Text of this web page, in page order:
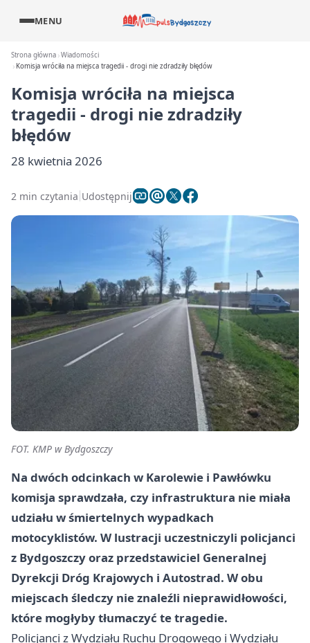
MENU
Strona główna Wiadomości
Komisja wróciła na miejsca tragedii - drogi nie zdradziły błędów
Komisja wróciła na miejsca
tragedii - drogi nie zdradziły
błędów
28 kwietnia 2026
2 min czytania Udostępnij
FOT. KMP w Bydgoszczy
Na dwóch odcinkach w Karolewie i Pawłówku
komisja sprawdzała, czy infrastruktura nie miała
udziału w śmiertelnych wypadkach
motocyklistów. W lustracji uczestniczyli policjanci
z Bydgoszczy oraz przedstawiciel Generalnej
Dyrekcji Dróg Krajowych i Autostrad. W obu
miejscach śledczy nie znaleźli nieprawidłowości,
które mogłyby tłumaczyć te tragedie.
Policjanci z Wydziału Ruchu Drogowego i Wydziału